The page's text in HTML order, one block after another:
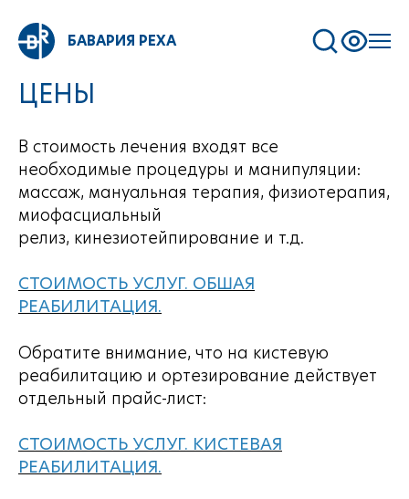
БАВАРИЯ РЕХА
ЦЕНЫ
В стоимость лечения входят все
необходимые процедуры и манипуляции:
массаж, мануальная терапия, физиотерапия,
миофасциальный
релиз, кинезиотейпирование и т.д.
СТОИМОСТЬ УСЛУГ. ОБШАЯ
РЕАБИЛИТАЦИЯ.
Обратите внимание, что на кистевую
реабилитацию и ортезирование действует
отдельный прайс-лист:
СТОИМОСТЬ УСЛУГ. КИСТЕВАЯ
РЕАБИЛИТАЦИЯ.